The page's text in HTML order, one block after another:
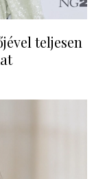
teljesen